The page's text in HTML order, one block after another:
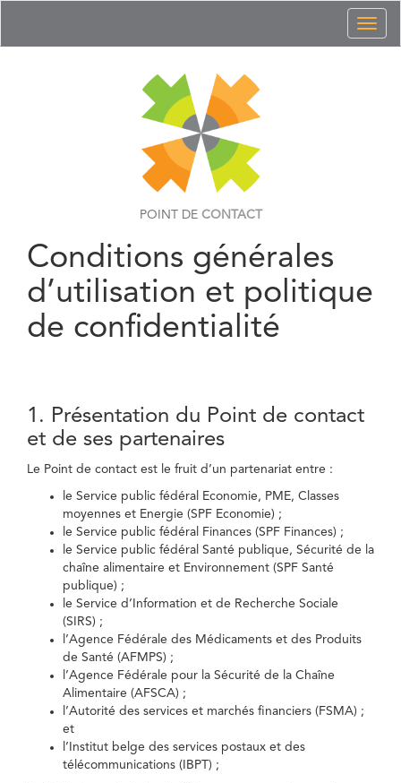
POINT DE CONTACT
Conditions générales
d’utilisation et politique
de confidentialité
1. Présentation du Point de contact
et de ses partenaires
Le Point de contact est le fruit d’un partenariat entre :
le Service public fédéral Economie, PME, Classes
moyennes et Energie (SPF Economie) ;
le Service public fédéral Finances (SPF Finances) ;
le Service public fédéral Santé publique, Sécurité de la
chaîne alimentaire et Environnement (SPF Santé
publique) ;
le Service d’Information et de Recherche Sociale
(SIRS) ;
l’Agence Fédérale des Médicaments et des Produits
de Santé (AFMPS) ;
l’Agence Fédérale pour la Sécurité de la Chaîne
Alimentaire (AFSCA) ;
l’Autorité des services et marchés financiers (FSMA) ;
et
l’Institut belge des services postaux et des
télécommunications (IBPT) ;